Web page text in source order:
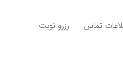
تماس رزرو نوبت